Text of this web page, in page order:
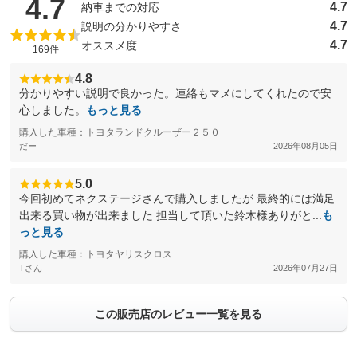
4.7 （5点満点中）
169件
納車までの対応 4.7
説明の分かりやすさ 4.7
オススメ度 4.7
4.8
分かりやすい説明で良かった。連絡もマメにしてくれたので安
心しました。
もっと見る
購入した車種：トヨタランドクルーザー２５０
だー 2026年08月05日
5.0
今回初めてネクステージさんで購入しましたが 最終的には満足
出来る買い物が出来ました 担当して頂いた鈴木様ありがと...
も
っと見る
購入した車種：トヨタヤリスクロス
Tさん 2026年07月27日
この販売店のレビュー一覧を見る